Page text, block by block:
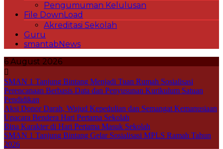
Pengumuman Kelulusan
File DownLoad
Akreditasi Sekolah
Guru
smantabNews
6 August 2026
SMAN 1 Tanjung Bintang Menjadi Tuan Rumah Sosialisasi
Perencanaan Berbasis Data dan Penyusunan Kurikulum Satuan
Pendidikan
Aksi Donor Darah, Wujud Kepedulian dan Semangat Kemanusiaan
Upacara Bendera Hari Pertama Sekolah
Bina Karakter di Hari Pertama Masuk Sekolah
SMAN 1 Tanjung Bintang Gelar Sosialisasi MPLS Ramah Tahun
2026